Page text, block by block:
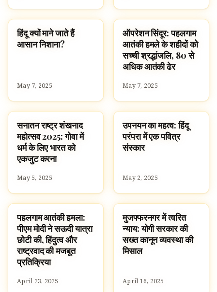
HINDUISM
हिंदू क्यों माने जाते हैं
आसान निशाना?
May 7, 2025
UNCATEGORIZED
ऑपरेशन सिंदूर: पहलगाम
आतंकी हमले के शहीदों को
सच्ची श्रद्धांजलि, 80 से
अधिक आतंकी ढेर
May 7, 2025
HINDUISM
सनातन राष्ट्र शंखनाद
महोत्सव 2025: गोवा में
धर्म के लिए भारत को
एकजुट करना
May 5, 2025
HINDUISM
उपनयन का महत्व: हिंदू
परंपरा में एक पवित्र
संस्कार
May 2, 2025
HINDUISM
पहलगाम आतंकी हमला:
पीएम मोदी ने सऊदी यात्रा
छोटी की, हिंदुत्व और
राष्ट्रवाद की मजबूत
प्रतिक्रिया
April 23, 2025
HINDUISM
मुजफ्फरनगर में त्वरित
न्याय: योगी सरकार की
सख्त कानून व्यवस्था की
मिसाल
April 16, 2025